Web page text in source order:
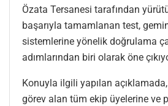
Özata Tersanesi tarafından
başarıyla tamamlanan test,
sistemlerine yönelik doğrulama
adımlarından biri olarak öne
Konuyla ilgili yapılan
görev alan tüm ekip üyelerine ve